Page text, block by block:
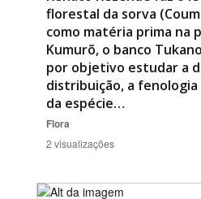
florestal da sorva
como matéria prima na
Kumurõ, o banco
por objetivo estudar a
distribuição, a
da espécie…
Flora
2 visualizações